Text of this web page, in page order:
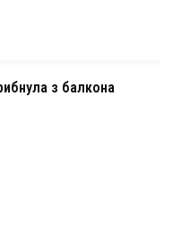
з балкона